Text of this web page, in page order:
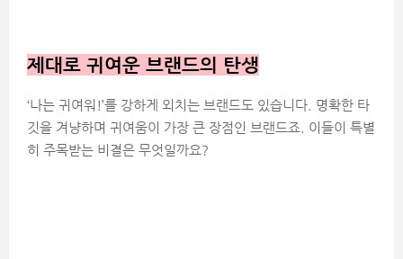
제대로 귀여운 브랜드의 탄생
‘나는 귀여워!’를 강하게 외치는 브랜드도 있습니다. 명확한 타
깃을 겨냥하며 귀여움이 가장 큰 장점인 브랜드죠. 이들이 특별
히 주목받는 비결은 무엇일까요?